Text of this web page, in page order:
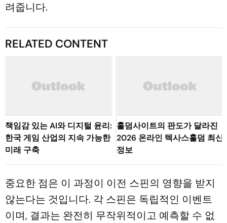
려줍니다.
RELATED CONTENT
책임감 있는 AI와 디지털 윤리:
한국 게임 산업의 지속 가능한
미래 구축
홀덤사이트의 판도가 달라진
2026 온라인 텍사스홀덤 최신
정보
중요한 점은 이 과정이 이전 스핀의 영향을 받지
않는다는 것입니다. 각 스핀은 독립적인 이벤트
이며, 결과는 완전히 무작위적이고 예측할 수 없